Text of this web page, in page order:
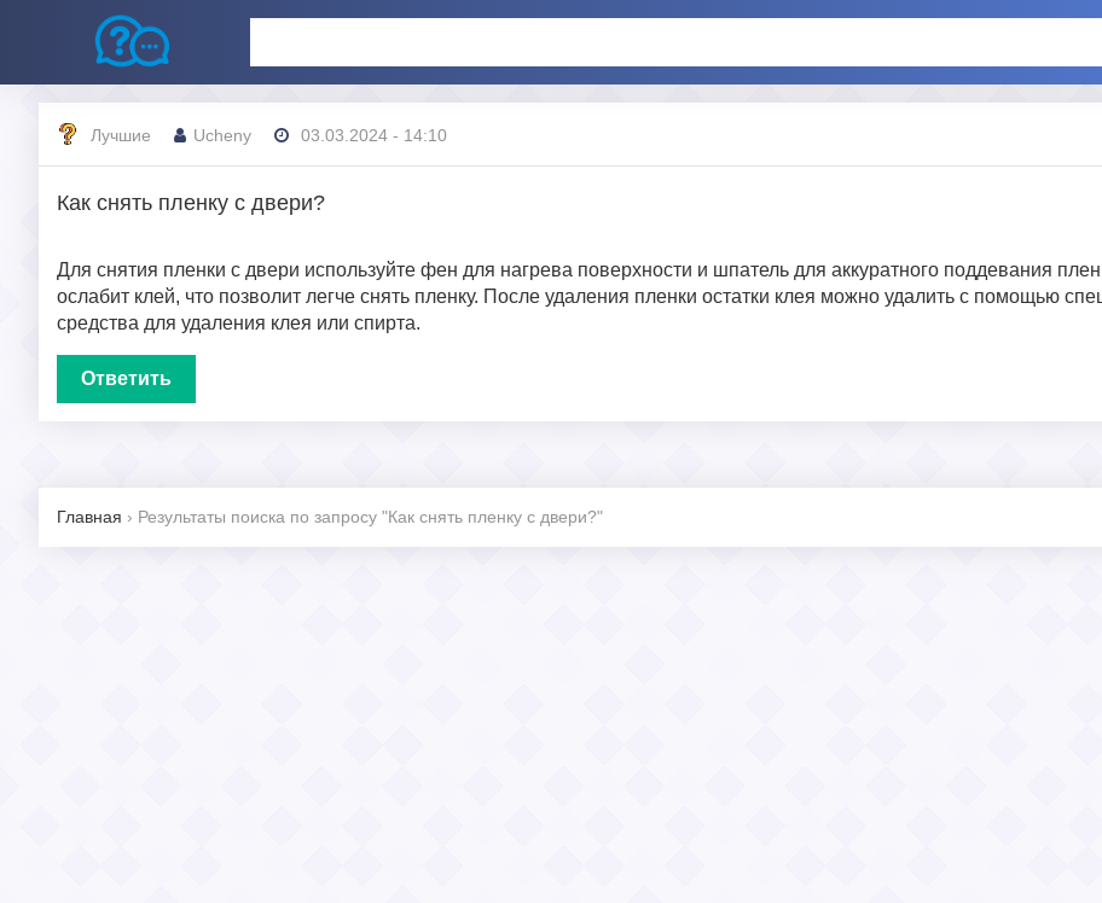
Лучшие Ucheny 03.03.2024 - 14:10
Как снять пленку с двери?
Для снятия пленки с двери используйте фен для нагрева поверхности и шпатель для аккуратного поддевания
ослабит клей, что позволит легче снять пленку. После удаления пленки остатки клея можно удалить с помощью
средства для удаления клея или спирта.
Ответить
Главная › Результаты поиска по запросу "Как снять пленку с двери?"